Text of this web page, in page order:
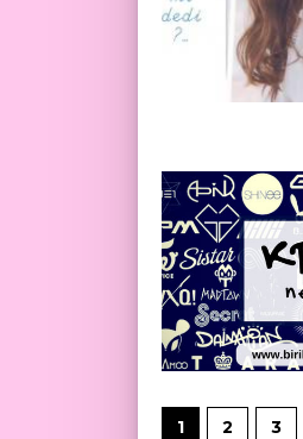
1 2 3